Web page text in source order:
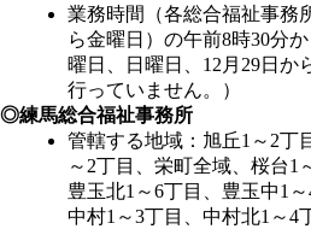
業務時間（各総合福祉事務
ら金曜日）の午前8時30分
曜日、日曜日、12月29日か
行っていません。）
◎練馬総合福祉事務所
管轄する地域：旭丘1～2丁
～2丁目、栄町全域、桜台1
豊玉北1～6丁目、豊玉中1
中村1～3丁目、中村北1～4